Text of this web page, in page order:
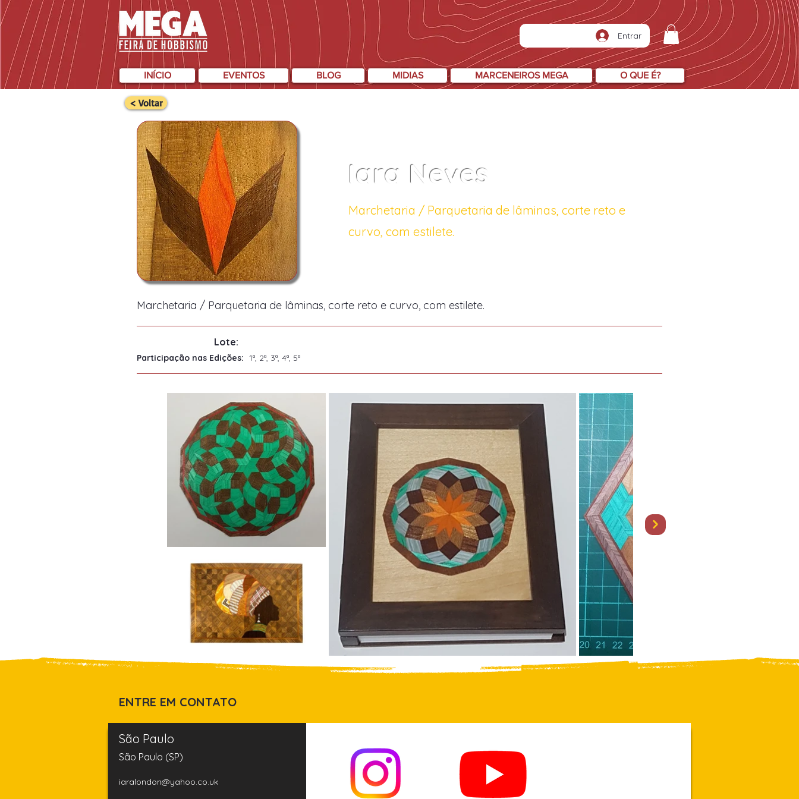
Entrar
INÍCIO EVENTOS BLOG MIDIAS MARCENEIROS MEGA O QUE É?
< Voltar
Iara Neves
Marchetaria / Parquetaria de lâminas, corte reto e
curvo, com estilete.
Marchetaria / Parquetaria de lâminas, corte reto e curvo, com estilete.
Lote:
Participação nas Edições: 1ª, 2ª, 3ª, 4ª, 5ª
ENTRE EM CONTATO
São Paulo
São Paulo (SP)
iaralondon@yahoo.co.uk